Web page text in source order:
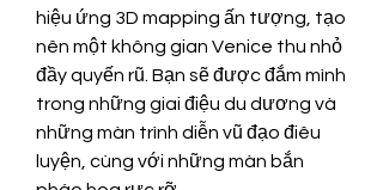
hiệu ứng 3D mapping ấn tượng, tạo
nên một không gian Venice thu nhỏ
đầy quyến rũ. Bạn sẽ được đắm mình
trong những giai điệu du dương và
những màn trình diễn vũ đạo điêu
luyện, cùng với những màn bắn